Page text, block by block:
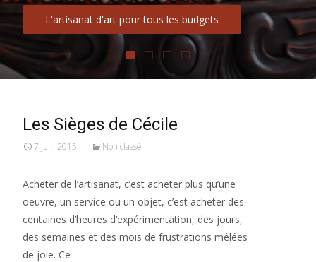
L'artisanat d'art pour tous les budgets
Les Sièges de Cécile
7 juin 2015 Non classé
Acheter de l’artisanat, c’est acheter plus qu’une
oeuvre, un service ou un objet, c’est acheter des
centaines d’heures d’expérimentation, des jours,
des semaines et des mois de frustrations mêlées
de joie. Ce